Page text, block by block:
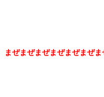
まぜまぜまぜまぜまぜまぜま